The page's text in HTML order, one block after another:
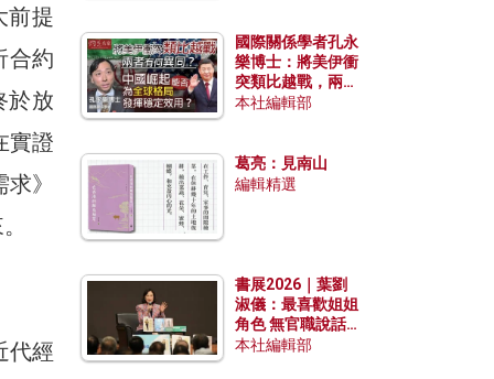
前提
合約
於放
實證
》
代經
國際關係學者孔永
樂博士：將美伊衝
突類比越戰，兩者
有何異同？中國崛
本社編輯部
葛亮：見南山
編輯精選
書展2026｜葉劉
淑儀：最喜歡姐姐
角色 無官職說話
包袱少
本社編輯部